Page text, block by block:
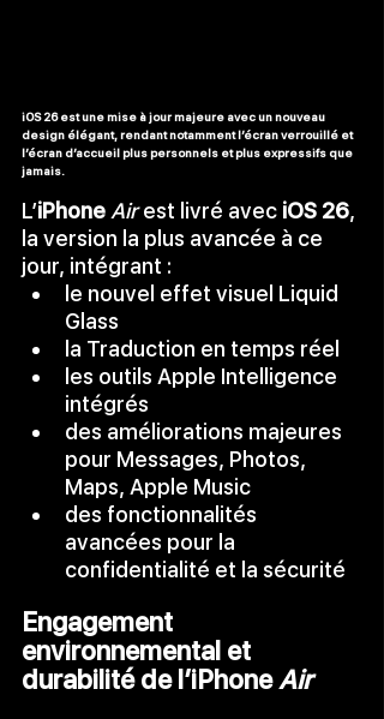
iOS 26 est une mise à jour majeure avec un nouveau
design élégant, rendant notamment l’écran verrouillé et
l’écran d’accueil plus personnels et plus expressifs que
jamais.
L’iPhone Air est livré avec iOS 26,
la version la plus avancée à ce
jour, intégrant :
le nouvel effet visuel Liquid
Glass
la Traduction en temps réel
les outils Apple Intelligence
intégrés
des améliorations majeures
pour Messages, Photos,
Maps, Apple Music
des fonctionnalités
avancées pour la
confidentialité et la sécurité
Engagement
environnemental et
durabilité de l’iPhone Air